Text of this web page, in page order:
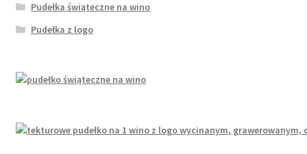
Pudełka świąteczne na wino
Pudełka z logo